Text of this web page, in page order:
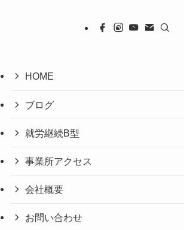
HOME
ブログ
就労継続B型
事業所アクセス
会社概要
お問い合わせ